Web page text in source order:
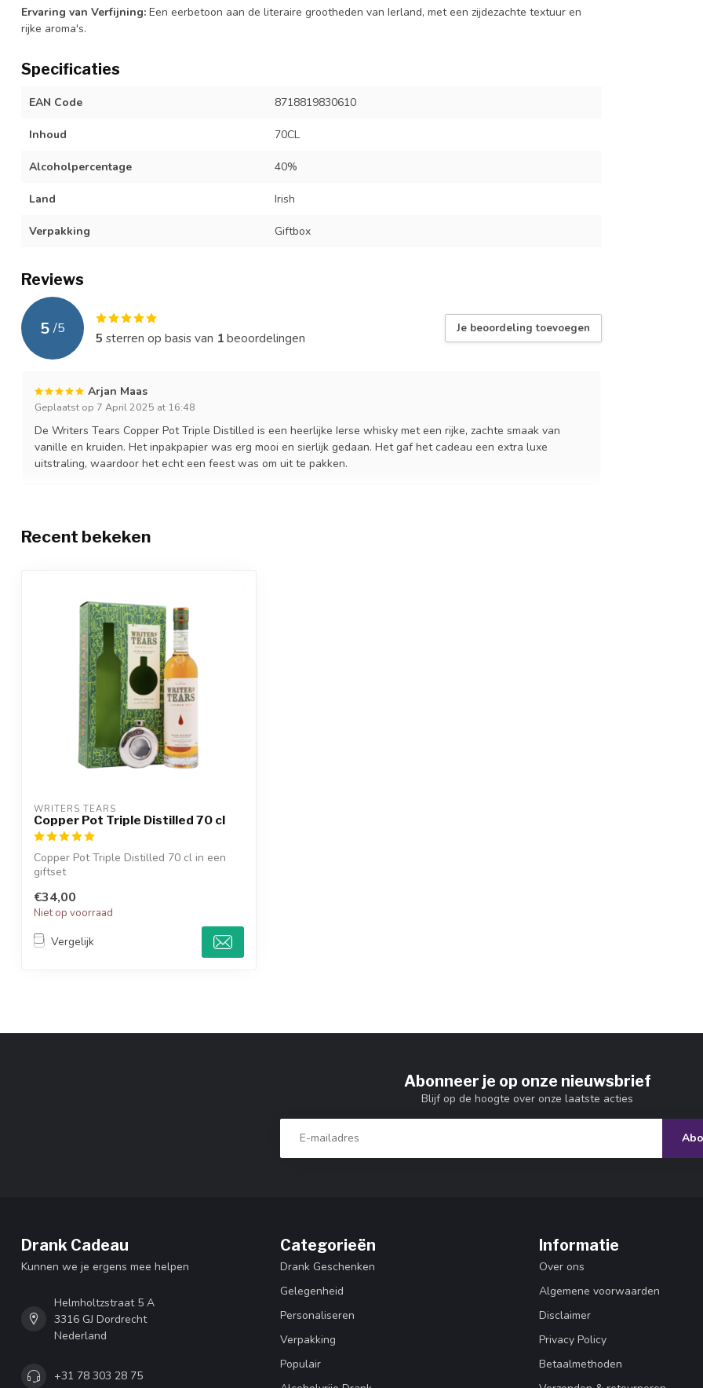
Ervaring van Verfijning: Een eerbetoon aan de literaire grootheden van Ierland, met een zijdezachte textuur en
rijke aroma's.
Specificaties
EAN Code 8718819830610
Inhoud 70CL
Alcoholpercentage 40%
Land Irish
Verpakking Giftbox
Reviews
5 /5
5 sterren op basis van 1beoordelingen
Je beoordeling toevoegen
Arjan Maas
Geplaatst op 7 April 2025 at 16:48
De Writers Tears Copper Pot Triple Distilled is een heerlijke Ierse whisky met een rijke, zachte smaak van
vanille en kruiden. Het inpakpapier was erg mooi en sierlijk gedaan. Het gaf het cadeau een extra luxe
uitstraling, waardoor het echt een feest was om uit te pakken.
Recent bekeken
WRITERS TEARS
Copper Pot Triple Distilled 70 cl
Copper Pot Triple Distilled 70 cl in een
giftset
€34,00
Niet op voorraad
Vergelijk
Abonneer je op onze nieuwsbrief
Blijf op de hoogte over onze laatste acties
Drank Cadeau
Kunnen we je ergens mee helpen
Helmholtzstraat 5 A
3316 GJ Dordrecht
Nederland
+31 78 303 28 75
Categorieën
Drank Geschenken
Gelegenheid
Personaliseren
Verpakking
Populair
Informatie
Over ons
Algemene voorwaarden
Disclaimer
Privacy Policy
Betaalmethoden